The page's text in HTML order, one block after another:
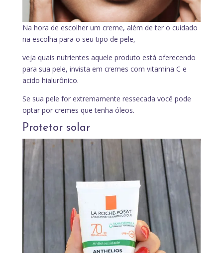
Na hora de escolher um creme, além de ter o cuidado
na escolha para o seu tipo de pele,
veja quais nutrientes aquele produto está oferecendo
para sua pele, invista em cremes com vitamina C e
acido hialurônico.
Se sua pele for extremamente ressecada você pode
optar por cremes que tenha óleos.
Protetor solar